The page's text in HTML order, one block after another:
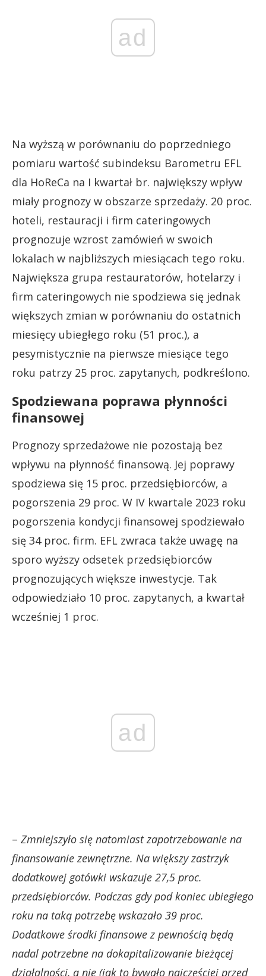
ad
Na wyższą w porównaniu do poprzedniego
pomiaru wartość subindeksu Barometru EFL
dla HoReCa na I kwartał br. największy wpływ
miały prognozy w obszarze sprzedaży. 20 proc.
hoteli, restauracji i firm cateringowych
prognozuje wzrost zamówień w swoich
lokalach w najbliższych miesiącach tego roku.
Największa grupa restauratorów, hotelarzy i
firm cateringowych nie spodziewa się jednak
większych zmian w porównaniu do ostatnich
miesięcy ubiegłego roku (51 proc.), a
pesymistycznie na pierwsze miesiące tego
roku patrzy 25 proc. zapytanych, podkreślono.
Spodziewana poprawa płynności
finansowej
Prognozy sprzedażowe nie pozostają bez
wpływu na płynność finansową. Jej poprawy
spodziewa się 15 proc. przedsiębiorców, a
pogorszenia 29 proc. W IV kwartale 2023 roku
pogorszenia kondycji finansowej spodziewało
się 34 proc. firm. EFL zwraca także uwagę na
sporo wyższy odsetek przedsiębiorców
prognozujących większe inwestycje. Tak
odpowiedziało 10 proc. zapytanych, a kwartał
wcześniej 1 proc.
ad
– Zmniejszyło się natomiast zapotrzebowanie na
finansowanie zewnętrzne. Na większy zastrzyk
dodatkowej gotówki wskazuje 27,5 proc.
przedsiębiorców. Podczas gdy pod koniec ubiegłego
roku na taką potrzebę wskazało 39 proc.
Dodatkowe środki finansowe z pewnością będą
nadal potrzebne na dokapitalizowanie bieżącej
działalności, a nie (jak to bywało najczęściej przed